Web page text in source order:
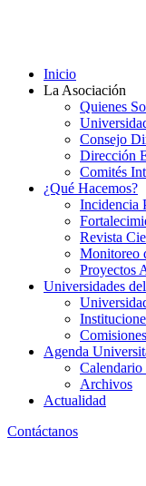
Inicio
La Asociación
Quienes
Consejo
Dirección
Comités
¿Qué Hacemos?
Incidencia
Revista
Monitoreo
Proyectos
Universidades
Agenda
Calendario
Archivos
Actualidad
Contáctanos